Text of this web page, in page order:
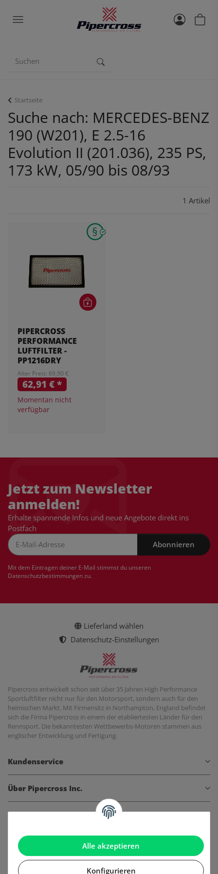
Alle akzeptieren
Konfigurieren
Startseite
Suche nach: MERCEDES-BENZ
190 (W201), E 2.5-16
Evolution II (201.036), 235 PS,
173 kW, 05/90 bis 08/93
1 Artikel
PIPERCROSS
PERFORMANCE
LUFTFILTER -
PP1216DRY
Alter Preis: 69,90 €
62,91 €*
Momentan nicht
verfügbar
Jetzt zum Newsletter
anmelden!
Erhalte spannende Infos und neue Angebote direkt ins
Postfach
Abonnieren
Mit dem Eintragen deiner E-Mail stimmst du unseren
Datenschutzbestimmungenzu.
Lieferland wählen
Datenschutz-Einstellungen
Pipercross entwickelt schon seit über 35 Jahren High Performance
Sportluftfilter nicht nur für den Motorsport, sondern auch für den
heimischen Markt. Mit Firmensitz in Northampton, England befindet
sich die Firma Pipercross in einem der etabliertesten Länder für den
Rennsport. Die bekanntesten Wettbewerbs-Motoren stammen aus
englischer Entwicklung und Fertigung.
Kundenservice
Über Pipercross Inc.
Informationen
Gesetzliche Informationen